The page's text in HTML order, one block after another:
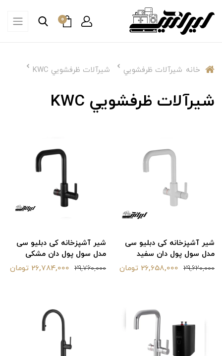
0
خانه شیرآلات ظرفشويي شيرآلات ظرفشويي KWC
شيرآلات ظرفشويي KWC
شیر آشپزخانه کی دبلیو سی
مدل سول پول دان سفید
29,620,000 26,658,000 تومان
شیر آشپزخانه کی دبلیو سی
مدل سول پول دان مشکی
29,760,000 26,784,000 تومان